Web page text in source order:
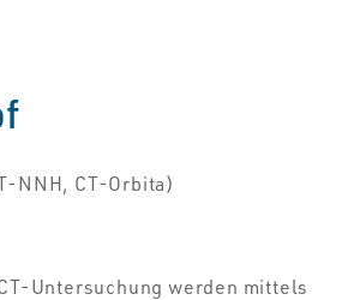
NNH, CT-Orbita)
Untersuchung werden mittels